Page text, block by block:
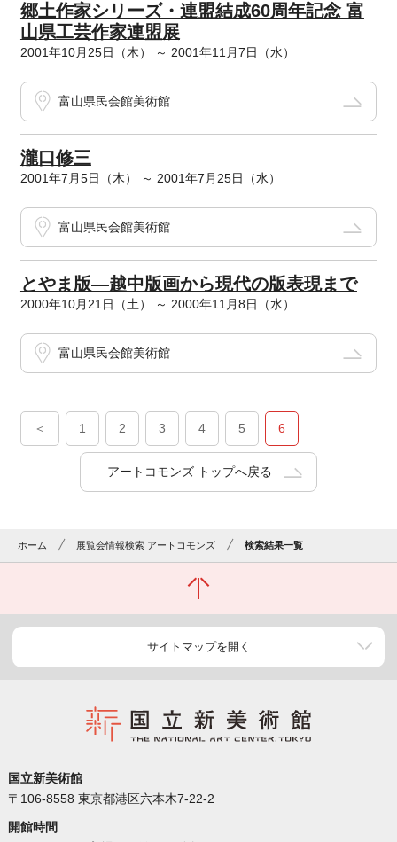
郷土作家シリーズ・連盟結成60周年記念 富
山県工芸作家連盟展
2001年10月25日（木） ～ 2001年11月7日（水）
富山県民会館美術館
瀧口修三
2001年7月5日（木） ～ 2001年7月25日（水）
富山県民会館美術館
とやま版―越中版画から現代の版表現まで
2000年10月21日（土） ～ 2000年11月8日（水）
富山県民会館美術館
＜ 1 2 3 4 5 6
アートコモンズ トップへ戻る
ホーム 展覧会情報検索 アートコモンズ 検索結果一覧
サイトマップを開く
国立新美術館
〒106-8558 東京都港区六本木7-22-2
開館時間